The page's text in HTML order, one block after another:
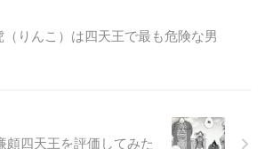
（りんこ）は四天王で最も危険な男
頗四天王を評価してみた